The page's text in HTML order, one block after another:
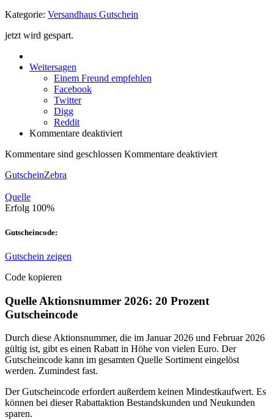
Kategorie: Versandhaus Gutschein
jetzt wird gespart.
Weitersagen
Einem Freund empfehlen
Facebook
Twitter
Digg
Reddit
Kommentare deaktiviert
Kommentare sind geschlossen Kommentare deaktiviert
GutscheinZebra
Quelle
Erfolg 100%
Gutscheincode:
Gutschein zeigen
Code kopieren
Quelle Aktionsnummer 2026: 20 Prozent
Gutscheincode
Durch diese Aktionsnummer, die im Januar 2026 und Februar 2026
gültig ist, gibt es einen Rabatt in Höhe von vielen Euro. Der
Gutscheincode kann im gesamten Quelle Sortiment eingelöst
werden. Zumindest fast.
Der Gutscheincode erfordert außerdem keinen Mindestkaufwert. Es
können bei dieser Rabattaktion Bestandskunden und Neukunden
sparen.